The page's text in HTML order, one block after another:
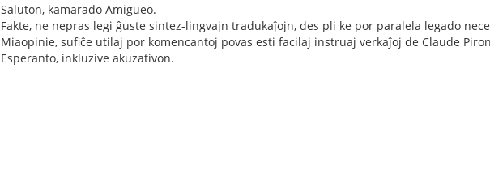
Saluton, kamarado Amigueo.
Fakte, ne nepras legi ĝuste sintez-lingvajn tradukaĵojn, des pli ke por paralela legado
Miaopinie, sufiĉe utilaj por komencantoj povas esti facilaj instruaj verkaĵoj de Claude
Esperanto, inkluzive akuzativon.